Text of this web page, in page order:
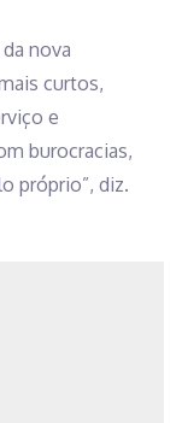
nova
curtos,
e
burocracias,
próprio”, diz.